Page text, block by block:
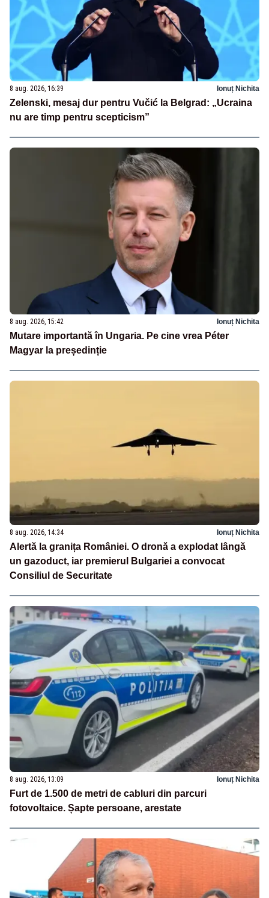
8 aug. 2026, 16:39 Ionuț Nichita
Zelenski, mesaj dur pentru Vučić la Belgrad: „Ucraina
nu are timp pentru scepticism”
8 aug. 2026, 15:42 Ionuț Nichita
Mutare importantă în Ungaria. Pe cine vrea Péter
Magyar la președinție
8 aug. 2026, 14:34 Ionuț Nichita
Alertă la granița României. O dronă a explodat lângă
un gazoduct, iar premierul Bulgariei a convocat
Consiliul de Securitate
8 aug. 2026, 13:09 Ionuț Nichita
Furt de 1.500 de metri de cabluri din parcuri
fotovoltaice. Șapte persoane, arestate